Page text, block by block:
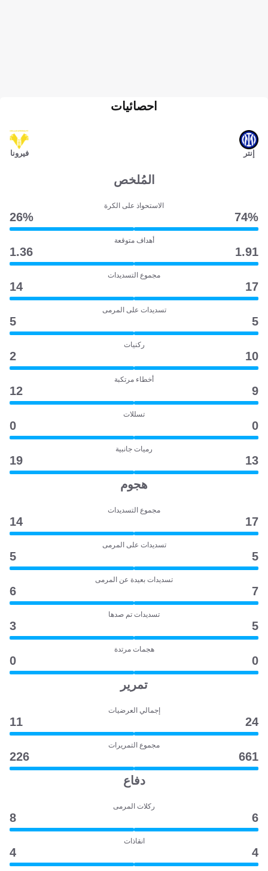
إنتر
احصائيات
فيرونا
المُلخص
الاستحواذ على الكرة
74‎%‎
26‎%‎
أهداف متوقعة
1.91
1.36
مجموع التسديدات
17
14
تسديدات على المرمى
5
5
ركنيات
10
2
أخطاء مرتكبة
9
12
تسللات
0
0
رميات جانبية
13
19
هجوم
مجموع التسديدات
17
14
تسديدات على المرمى
5
5
تسديدات بعيدة عن المرمى
7
6
تسديدات تم صدها
5
3
هجمات مرتدة
0
0
تمرير
إجمالي العرضيات
24
11
مجموع التمريرات
661
226
دفاع
ركلات المرمى
6
8
انقاذات
4
4